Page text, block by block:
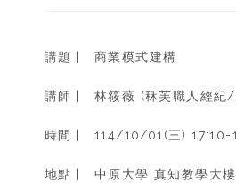
講題 | 商業模式建構
講師 | 林筱薇 (秝芙職人經紀/
時間 | 114/10/01(三) 17:10-
地點 | 中原大學 真知教學大